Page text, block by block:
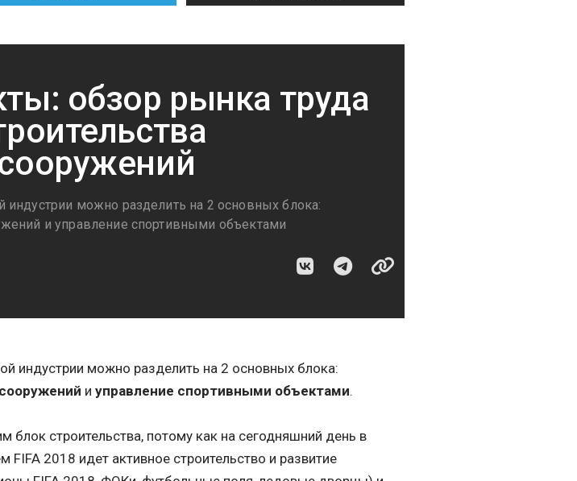
обзор рынка труда
индустрии можно разделить на 2 основных блока:
и управление спортивными объектами
индустрии можно разделить на 2 основных блока:
и управление спортивными объектами.
блок строительства, потому как на сегодняшний день в
2018 идет активное строительство и развитие